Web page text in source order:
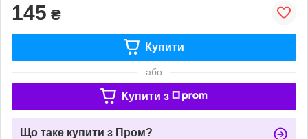
145 ₴
Купити
або
Купити з
Що таке купити з Пром?